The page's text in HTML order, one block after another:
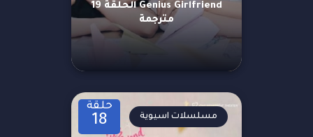
Genius Girlfriend الحلقة 19
مترجمة
حلقة
18 مسلسلات اسيوية